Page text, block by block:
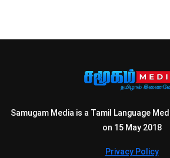
Samugam Media is a Tamil Language
on 15 May 2018
Privacy Policy